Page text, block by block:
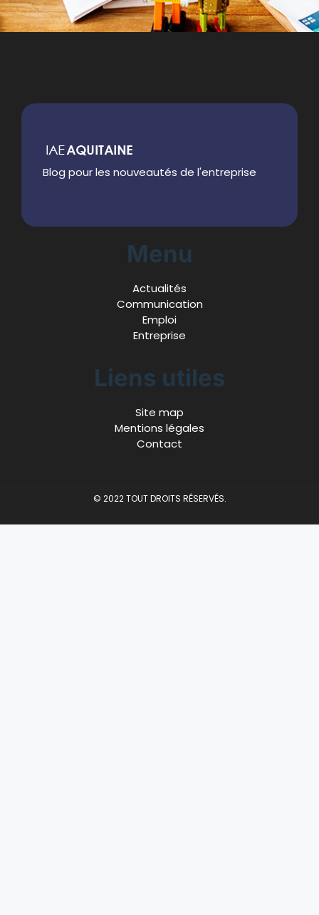
Blog pour les nouveautés de l'entreprise
Menu
Actualités
Communication
Emploi
Entreprise
Liens utiles
Site map
Mentions légales
Contact
© 2022 TOUT DROITS RÉSERVÉS.